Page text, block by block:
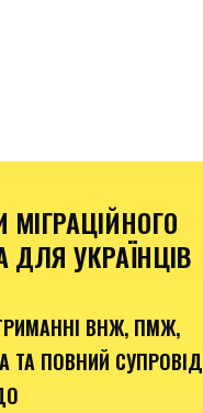
МІГРАЦІЙНОГО
ДЛЯ УКРАЇНЦІВ
ВНЖ, ПМЖ,
ТА ПОВНИЙ СУПРОВІД